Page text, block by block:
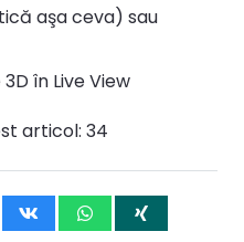
aşa ceva) sau
în Live View
articol: 34